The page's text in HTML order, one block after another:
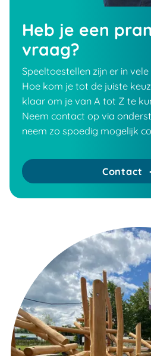
Heb je een
vraag?
Speeltoestellen zijn er in
Hoe kom je tot de juiste
klaar om je van A tot Z te
Neem contact op via
neem zo spoedig mogelijk
Contact